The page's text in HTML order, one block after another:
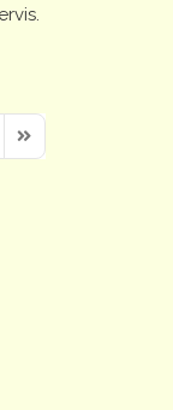
Page
Last Page